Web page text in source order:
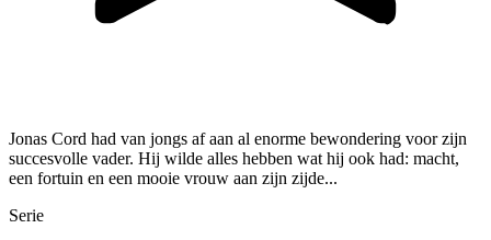
Jonas Cord had van jongs af aan al enorme bewondering voor zijn
succesvolle vader. Hij wilde alles hebben wat hij ook had: macht,
een fortuin en een mooie vrouw aan zijn zijde...
Serie